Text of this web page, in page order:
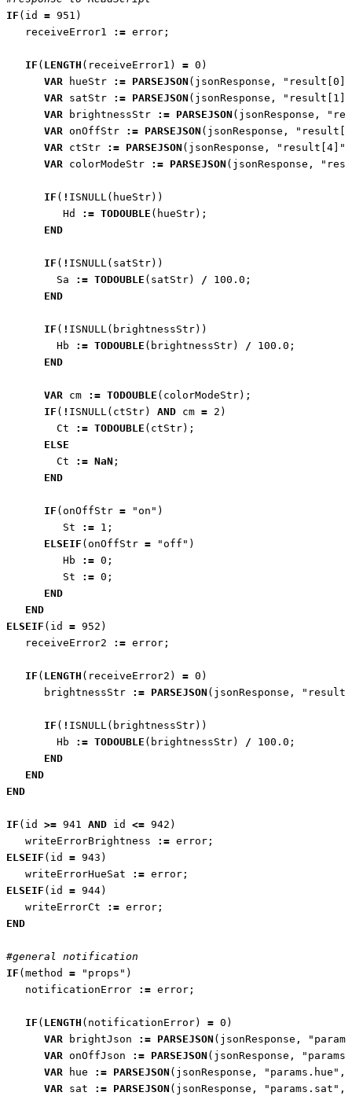
IF ( id = 951 )
receiveError1
:= error ;
IF ( LENGTH ( receiveError1 ) = 0 )
VAR
hueStr := PARSEJSON ( jsonResponse ,
"result[0]"
VAR
satStr := PARSEJSON ( jsonResponse ,
"result[1]"
VAR
brightnessStr := PARSEJSON ( jsonResponse ,
VAR onOffStr := PARSEJSON ( jsonResponse ,
VAR
ctStr := PARSEJSON ( jsonResponse , "result[4]"
VAR
colorModeStr := PARSEJSON ( jsonResponse ,
IF ( ! ISNULL ( hueStr))
Hd
:= TODOUBLE ( hueStr);
END
IF ( ! ISNULL ( satStr))
Sa
:= TODOUBLE ( satStr) / 100.0 ;
END
IF ( ! ISNULL ( brightnessStr))
Hb
:= TODOUBLE ( brightnessStr) / 100.0 ;
END
VAR cm := TODOUBLE ( colorModeStr);
IF ( ! ISNULL ( ctStr) AND cm = 2 )
Ct
:= TODOUBLE ( ctStr);
ELSE
Ct
:= NaN ;
END
IF (onOffStr = "on" )
St
:= 1 ;
ELSEIF (onOffStr = "off" )
Hb
:= 0 ;
St
:= 0 ;
END
END
ELSEIF ( id = 952 )
receiveError2
:= error ;
IF ( LENGTH ( receiveError2 ) = 0 )
brightnessStr
:= PARSEJSON ( jsonResponse ,
IF ( ! ISNULL ( brightnessStr))
Hb
:= TODOUBLE ( brightnessStr) / 100.0 ;
END
END
END
IF ( id >= 941 AND id <= 942 )
writeErrorBrightness
:= error ;
ELSEIF ( id = 943 )
writeErrorHueSat
:= error ;
ELSEIF ( id = 944)
writeErrorCt
:= error ;
END
#general notification
IF (method = "props" )
notificationError
:= error ;
IF ( LENGTH ( notificationError) = 0 )
VAR
brightJson := PARSEJSON ( jsonResponse ,
VAR onOffJson := PARSEJSON ( jsonResponse ,
VAR
hue := PARSEJSON ( jsonResponse , "params.hue" ,
VAR
sat := PARSEJSON ( jsonResponse , "params.sat" ,